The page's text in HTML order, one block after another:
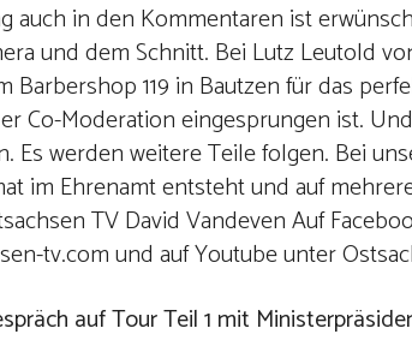
in den Kommentaren ist
und dem Schnitt. Bei Lutz Leutold
119 in Bautzen für das
Co-Moderation eingesprungen ist.
werden weitere Teile folgen. Bei
im Ehrenamt entsteht und auf
TV David Vandeven Auf
tv.com und auf Youtube unter
auf Tour Teil 1 mit